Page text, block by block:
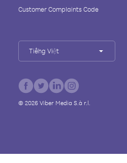
Customer Complaints Code
Tiếng Việt
© 2026Viber Media S.à r.l.